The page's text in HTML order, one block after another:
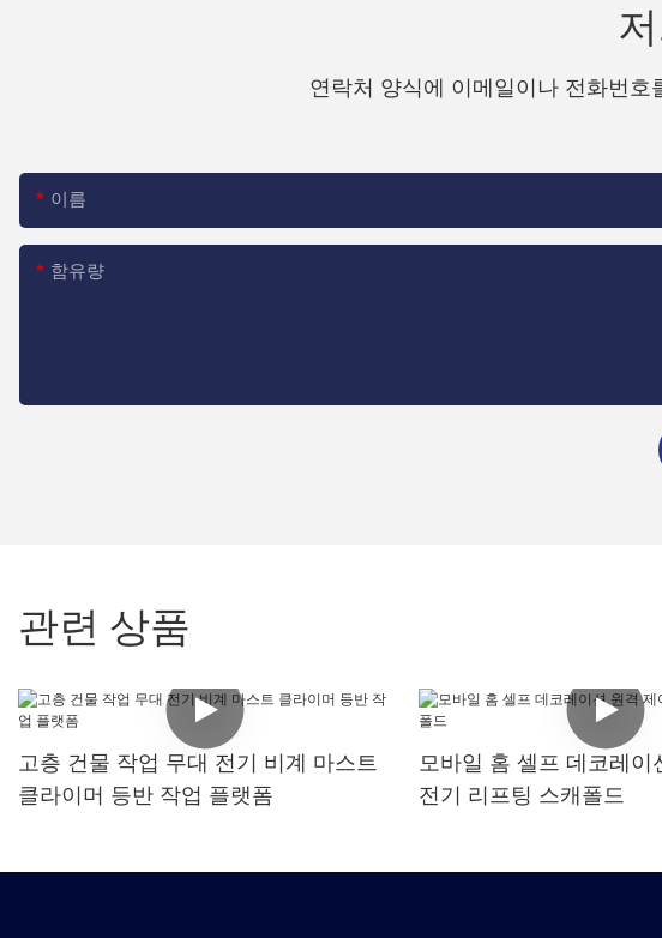
연락처 양식에 이메일이나 전화번
이름
함유량
관련 상품
고층 건물 작업 무대 전기 비계 마스트
클라이머 등반 작업 플랫폼
모바일 홈 셀프 데코레이
전기 리프팅 스캐폴드